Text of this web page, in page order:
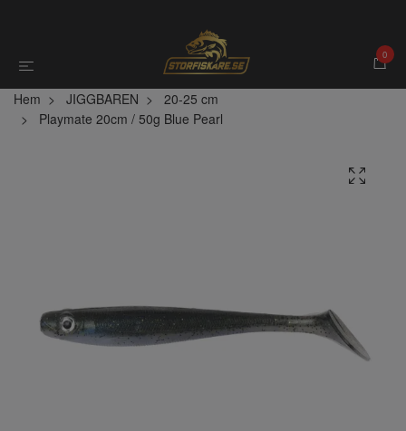
0
Hem JIGGBAREN
20-25 cm
Playmate 20cm / 50g Blue Pearl